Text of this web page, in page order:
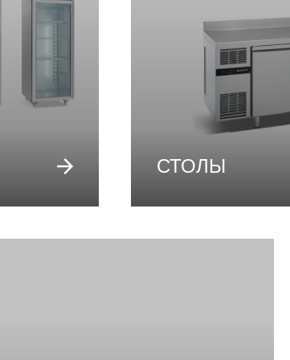
СТОЛЫ